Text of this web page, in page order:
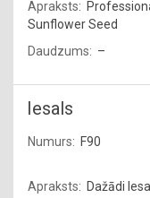
Sunflower Seed
–
Iesals
F90
Dažādi